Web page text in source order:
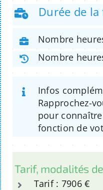
Durée de
Nombre
Nombre
Infos
Rapprochez-
pour
fonction de
Tarif, modalités
Tarif : 7906 €